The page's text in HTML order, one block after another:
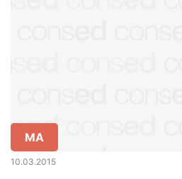
MA
10.03.2015